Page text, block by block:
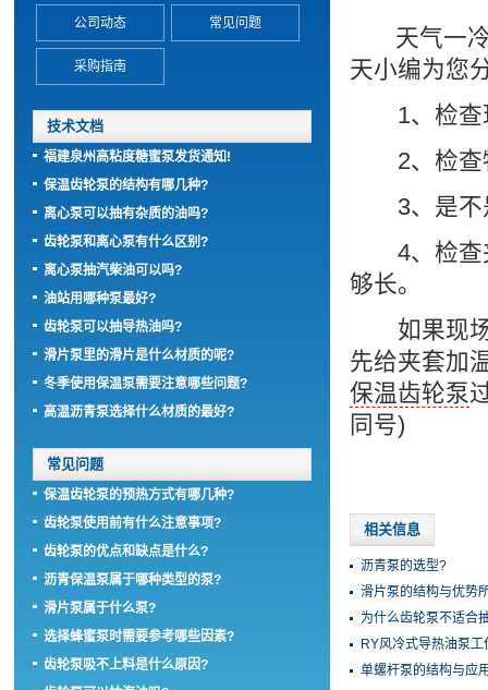
天气一冷
天小编为您
1、检查
2、检查
3、是不是
4、检查夹
够长。
如果现场
先给夹套加
保温齿轮泵
同号)
相关信息
沥青泵的选型?
滑片泵的结构与优势
为什么齿轮泵不适合
RY风冷式导热油泵工
单螺杆泵的结构与应
公司动态 常见问题
采购指南
技术文档
福建泉州高粘度糖蜜泵发货通知!
保温齿轮泵的结构有哪几种?
离心泵可以抽有杂质的油吗?
齿轮泵和离心泵有什么区别?
离心泵抽汽柴油可以吗?
油站用哪种泵最好?
齿轮泵可以抽导热油吗?
滑片泵里的滑片是什么材质的呢?
冬季使用保温泵需要注意哪些问题?
高温沥青泵选择什么材质的最好?
常见问题
保温齿轮泵的预热方式有哪几种?
齿轮泵使用前有什么注意事项?
齿轮泵的优点和缺点是什么?
沥青保温泵属于哪种类型的泵?
滑片泵属于什么泵?
选择蜂蜜泵时需要参考哪些因素?
齿轮泵吸不上料是什么原因?